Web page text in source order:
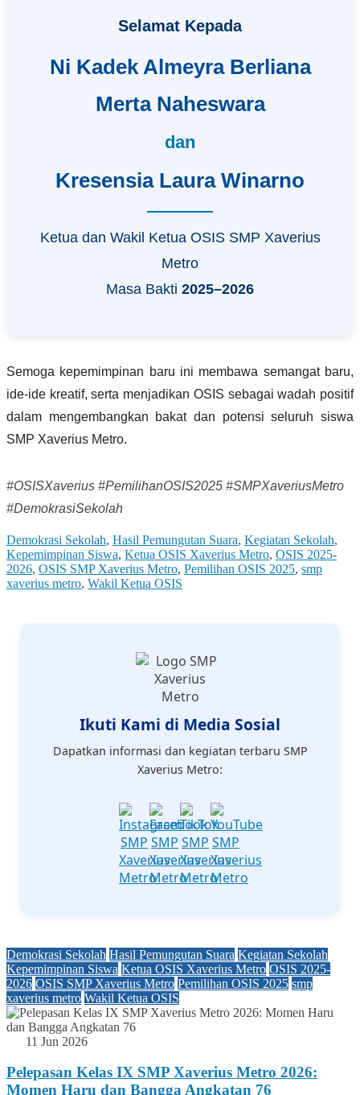
Selamat Kepada
Ni Kadek Almeyra Berliana
Merta Naheswara
dan
Kresensia Laura Winarno
Ketua dan Wakil Ketua OSIS SMP Xaverius
Metro
Masa Bakti 2025–2026
Semoga kepemimpinan baru ini membawa semangat baru,
ide-ide kreatif, serta menjadikan OSIS sebagai wadah positif
dalam mengembangkan bakat dan potensi seluruh siswa
SMP Xaverius Metro.
#OSISXaverius #PemilihanOSIS2025 #SMPXaveriusMetro
#DemokrasiSekolah
Demokrasi Sekolah, Hasil Pemungutan Suara, Kegiatan Sekolah
Kepemimpinan Siswa, Ketua OSIS Xaverius Metro, OSIS 2025-
2026, OSIS SMP Xaverius Metro, Pemilihan OSIS 2025, smp
xaverius metro, Wakil Ketua OSIS
Ikuti Kami di Media Sosial
Dapatkan informasi dan kegiatan terbaru SMP
Xaverius Metro:
Demokrasi Sekolah Hasil Pemungutan Suara Kegiatan Sekolah
Kepemimpinan Siswa Ketua OSIS Xaverius Metro OSIS 2025-
2026 OSIS SMP Xaverius Metro Pemilihan OSIS 2025 smp
xaverius metro Wakil Ketua OSIS
11 Jun 2026
Pelepasan Kelas IX SMP Xaverius Metro 2026:
Momen Haru dan Bangga Angkatan 76